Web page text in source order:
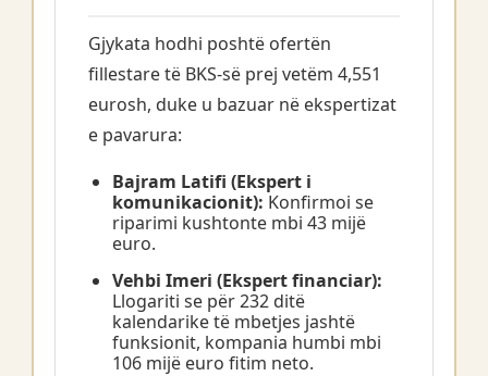
Gjykata hodhi poshtë ofertën
fillestare të BKS-së prej vetëm 4,551
eurosh, duke u bazuar në ekspertizat
e pavarura:
Bajram Latifi (Ekspert i
komunikacionit): Konfirmoi se
riparimi kushtonte mbi 43 mijë
euro.
Vehbi Imeri (Ekspert financiar):
Llogariti se për 232 ditë
kalendarike të mbetjes jashtë
funksionit, kompania humbi mbi
106 mijë euro fitim neto.